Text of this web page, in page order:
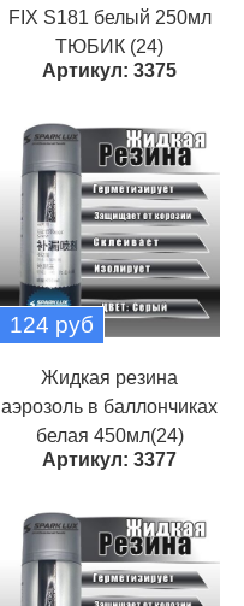
FIX S181 белый 250мл
ТЮБИК (24)
Артикул: 3375
124 руб
Жидкая резина
аэрозоль в баллончиках
белая 450мл(24)
Артикул: 3377